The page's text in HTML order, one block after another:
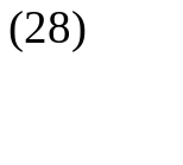
(28)